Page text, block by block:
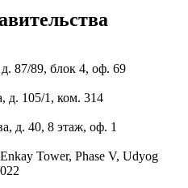
87/89, блок 4, оф. 69
д. 105/1, ком. 314
д. 40, 8 этаж, оф. 1
Tower, Phase V, Udyog